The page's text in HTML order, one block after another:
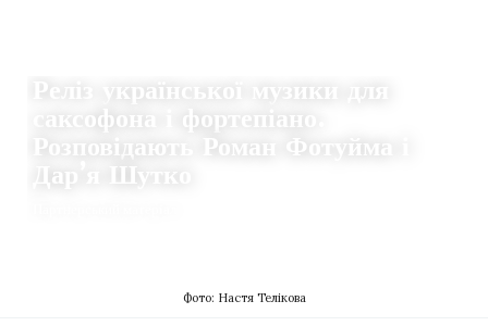
Реліз української музики для
саксофона і фортепіано.
Розповідають Роман Фотуйма і
Дар’я Шутко
Фото: Настя Телікова